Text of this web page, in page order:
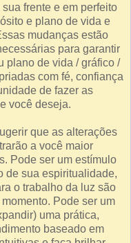
frente e em perfeito
e plano de vida e
mudanças estão
para garantir
plano de vida / gráfico /
com fé, confiança
de fazer as
você deseja.
que as alterações
a você maior
Pode ser um estímulo
de sua espiritualidade,
o trabalho da luz são
Pode ser um
uma prática,
baseado em